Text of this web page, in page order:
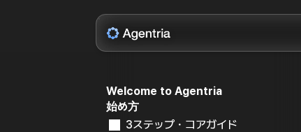
Welcome to Agentria
始め方
3ステップ・コアガイド